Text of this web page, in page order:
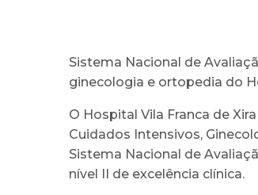
Sistema Nacional de
ginecologia e ortopedia do
O Hospital Vila Franca de
Cuidados Intensivos,
Sistema Nacional de
nível II de excelência clínica.